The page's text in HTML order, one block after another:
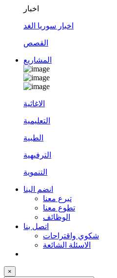
اخبار
اخبار سوريا الغد
القصص
المشاريع
الاغاثية
التعليمية
الطبية
الترفيهية
التنموية
انضم الينا
تبرع معنا
تطوع معنا
الوظائف
اتصل بنا
شكوي واقتراحات
الاسئلة الشائعة
×